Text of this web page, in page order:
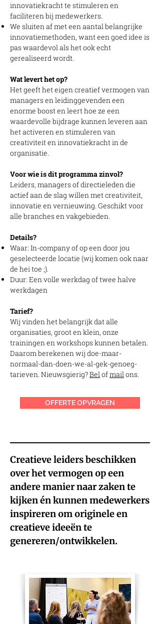
innovatiekracht te stimuleren en
faciliteren bij medewerkers.
We sluiten af met een aantal belangrijke
innovatiemethoden, want een goed idee is
pas waardevol als het ook echt
gerealiseerd wordt.
Wat levert het op?
Het geeft het eigen creatief vermogen van
managers en leidinggevenden een
enorme boost en leert hoe ze een
waardevolle bijdrage kunnen leveren aan
het activeren en stimuleren van
creativiteit en innovatiekracht in de
organisatie.
Voor wie is dit programma zinvol?
Leiders, managers of directieleden die
actief aan de slag willen met creativiteit,
innovatie en vernieuwing. Geschikt voor
alle branches en vakgebieden.
Details?
Waar: In-company of op een door jou
geselecteerde locatie (wij komen ook naar
de hei toe ;).
Duur: Een volle werkdag of twee halve
werkdagen
Tarief?
Wij vinden het belangrijk dat alle
organisaties, groot en klein, onze
trainingen en workshops kunnen betalen.
Daarom berekenen wij doe-maar-
normaal-dan-doen-we-al-gek-genoeg-
tarieven. Nieuwsgierig?Belofmailons.
OFFERTE OPVRAGEN
Creatieve leiders beschikken
over het vermogen op een
andere manier naar zaken te
kijken én kunnen medewerkers
inspireren om originele en
creatieve ideeën te
genereren/ontwikkelen.